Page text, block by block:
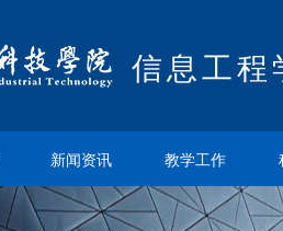
信息工程
新闻资讯 教学工作